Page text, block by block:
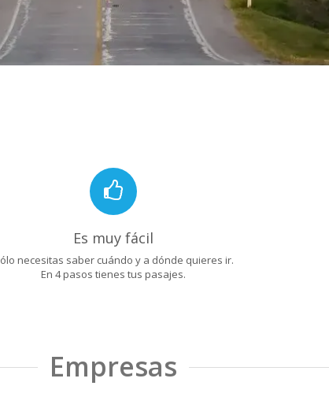
Es muy fácil
necesitas saber cuándo y a dónde quieres ir.
En 4 pasos tienes tus pasajes.
Empresas